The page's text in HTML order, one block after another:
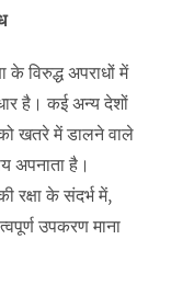
के विरुद्ध अपराधों में
है। कई अन्य देशों
खतरे में डालने वाले
अपनाता है।
रक्षा के संदर्भ में,
उपकरण माना